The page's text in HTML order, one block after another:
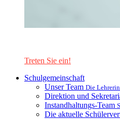
Treten Sie ein!
Schulgemeinschaft
Unser Team Die
Direktion und
Instandhaltungs-Team
Die aktuelle